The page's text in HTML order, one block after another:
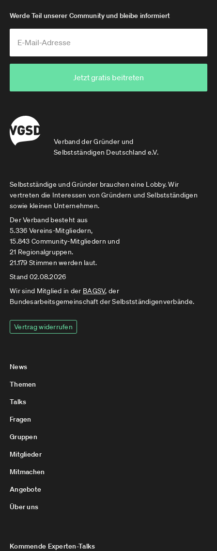
Verband der Gründer und
Selbstständigen Deutschland e.V.
Werde Teil unserer Community und bleibe informiert
Jetzt gratis beitreten
Selbstständige und Gründer brauchen eine Lobby. Wir
vertreten die Interessen von Gründern und Selbstständigen
sowie kleinen Unternehmen.
Der Verband besteht aus
5.336 Vereins-Mitgliedern,
15.843 Community-Mitgliedern und
21 Regionalgruppen.
21.179 Stimmen werden laut.
Stand 02.08.2026
Wir sind Mitglied in der BAGSV, der
Bundesarbeitsgemeinschaft der Selbstständigenverbände.
Vertrag widerrufen
News
Themen
Talks
Fragen
Gruppen
Mitglieder
Mitmachen
Angebote
Über uns
Kommende Experten-Talks